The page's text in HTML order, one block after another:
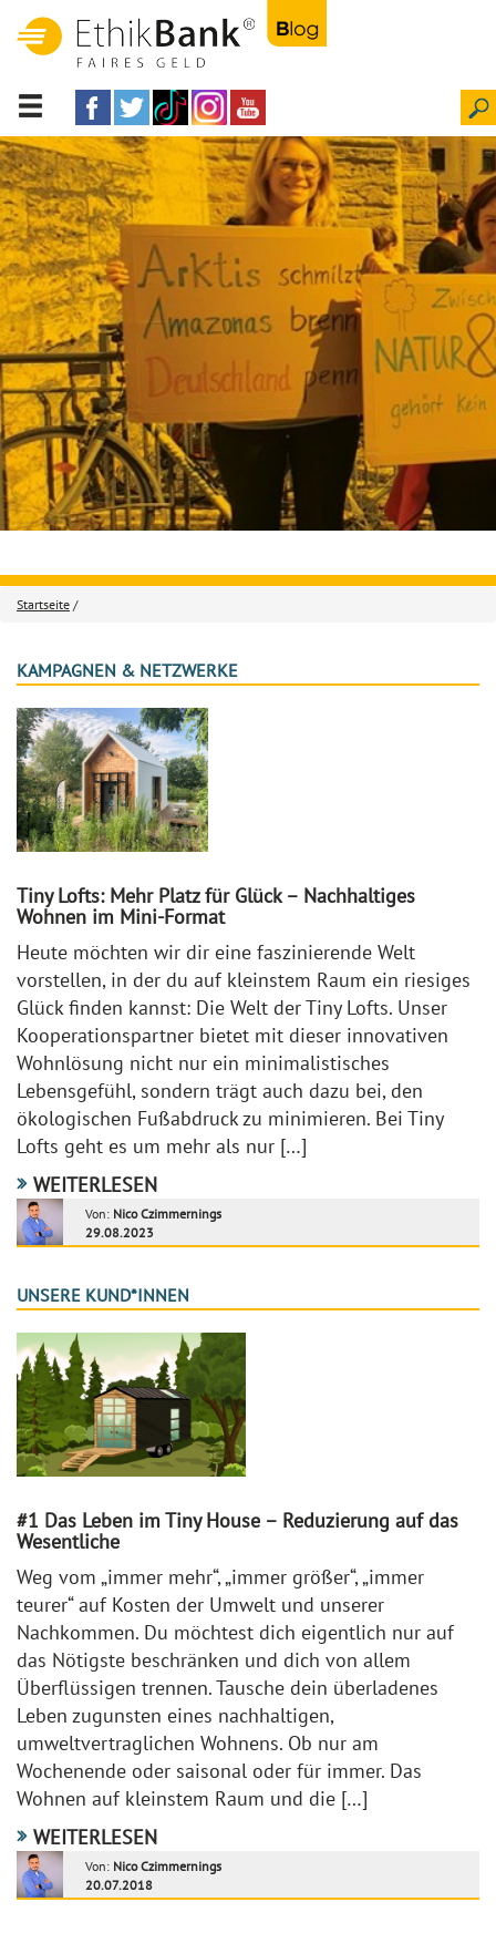
Startseite /
KAMPAGNEN & NETZWERKE
Tiny Lofts: Mehr Platz für Glück – Nachhaltiges
Wohnen im Mini-Format
Heute möchten wir dir eine faszinierende Welt
vorstellen, in der du auf kleinstem Raum ein riesiges
Glück finden kannst: Die Welt der Tiny Lofts. Unser
Kooperationspartner bietet mit dieser innovativen
Wohnlösung nicht nur ein minimalistisches
Lebensgefühl, sondern trägt auch dazu bei, den
ökologischen Fußabdruck zu minimieren. Bei Tiny
Lofts geht es um mehr als nur […]
WEITERLESEN
Von: Nico Czimmernings
29.08.2023
UNSERE KUND*INNEN
#1 Das Leben im Tiny House – Reduzierung auf das
Wesentliche
Weg vom „immer mehr“, „immer größer“, „immer
teurer“ auf Kosten der Umwelt und unserer
Nachkommen. Du möchtest dich eigentlich nur auf
das Nötigste beschränken und dich von allem
Überflüssigen trennen. Tausche dein überladenes
Leben zugunsten eines nachhaltigen,
umweltvertraglichen Wohnens. Ob nur am
Wochenende oder saisonal oder für immer. Das
Wohnen auf kleinstem Raum und die […]
WEITERLESEN
Von: Nico Czimmernings
20.07.2018